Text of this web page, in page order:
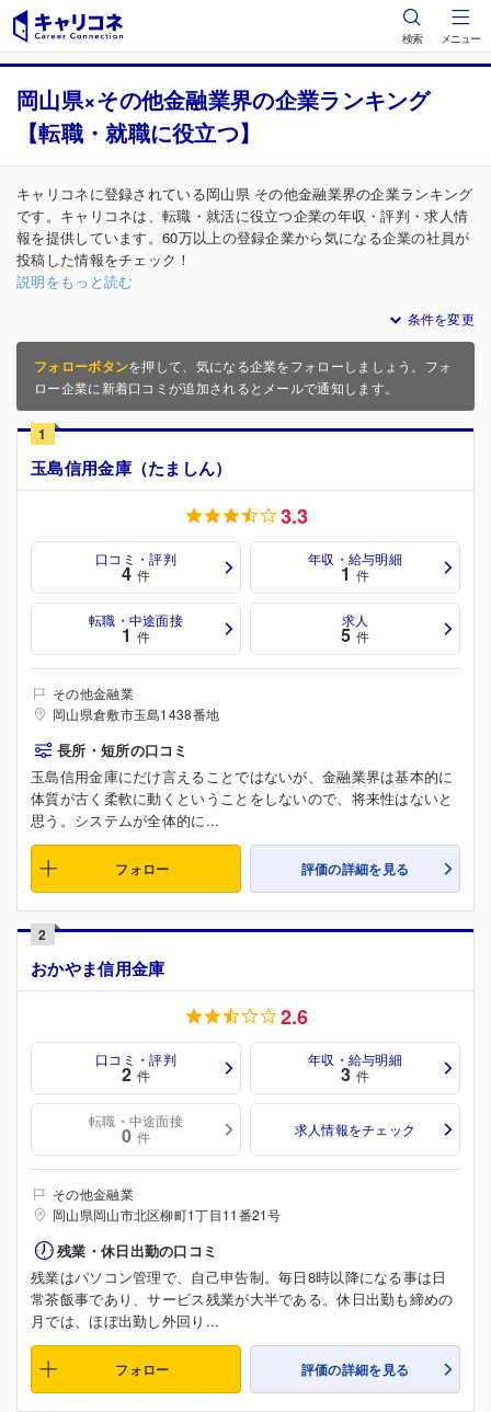
検索 メニュー
岡山県×その他金融業界の企業ランキング
【転職・就職に役立つ】
キャリコネに登録されている岡山県 その他金融業界の企業ランキング
です。キャリコネは、転職・就活に役立つ企業の年収・評判・求人情
報を提供しています。60万以上の登録企業から気になる企業の社員が
投稿した情報をチェック！
説明をもっと読む
条件を変更
フォローボタンを押して、気になる企業をフォローしましょう。フォ
ロー企業に新着口コミが追加されるとメールで通知します。
1
玉島信用金庫（たましん）
3.3
口コミ・評判
4 件
年収・給与明細
1 件
転職・中途面接
1 件
求人
5 件
その他金融業
岡山県倉敷市玉島1438番地
長所・短所の口コミ
玉島信用金庫にだけ言えることではないが、金融業界は基本的に
体質が古く柔軟に動くということをしないので、将来性はないと
思う。システムが全体的に...
フォロー 評価の詳細を見る
2
おかやま信用金庫
2.6
口コミ・評判
2 件
年収・給与明細
3 件
転職・中途面接
0 件 求人情報をチェック
その他金融業
岡山県岡山市北区柳町1丁目11番21号
残業・休日出勤の口コミ
残業はパソコン管理で、自己申告制。毎日8時以降になる事は日
常茶飯事であり、サービス残業が大半である。休日出勤も締めの
月では、ほぼ出勤し外回り...
フォロー 評価の詳細を見る